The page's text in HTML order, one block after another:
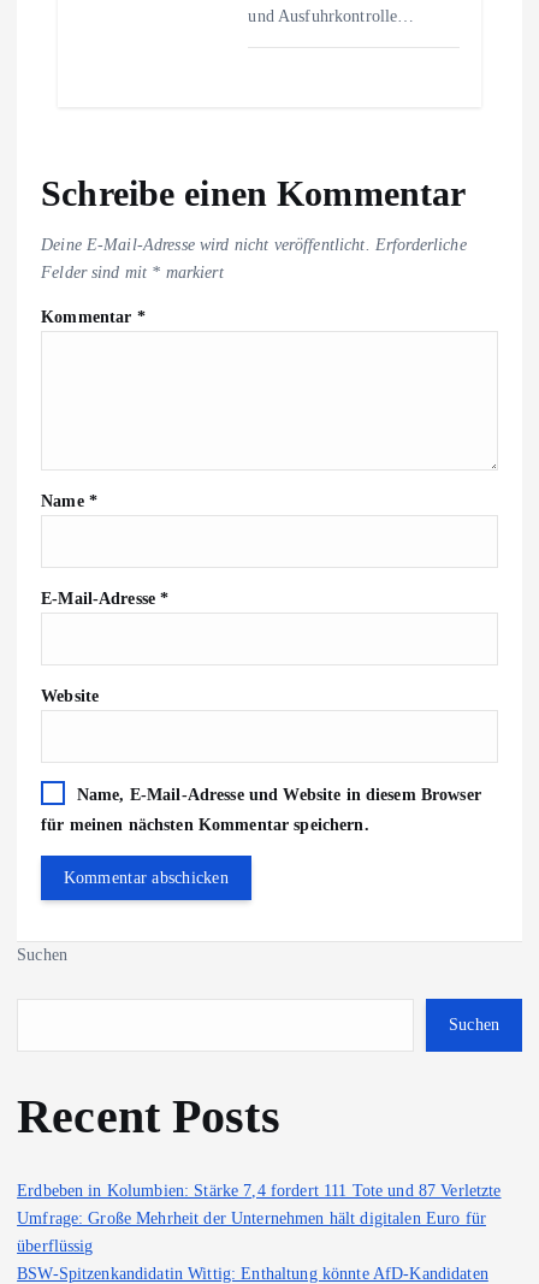
und Ausfuhrkontrolle…
Schreibe einen Kommentar
Deine E-Mail-Adresse wird nicht veröffentlicht.
Erforderliche
Felder sind mit * markiert
Kommentar *
Name *
E-Mail-Adresse*
Website
Name, E-Mail-Adresse und Website in diesem Browser
für meinen nächsten Kommentar speichern.
Suchen
Suchen
Recent Posts
Erdbeben in Kolumbien: Stärke 7,4 fordert 111 Tote und 87 Verletzte
Umfrage: Große Mehrheit der Unternehmen hält digitalen Euro für
überflüssig
BSW-Spitzenkandidatin Wittig: Enthaltung könnte AfD-Kandidaten